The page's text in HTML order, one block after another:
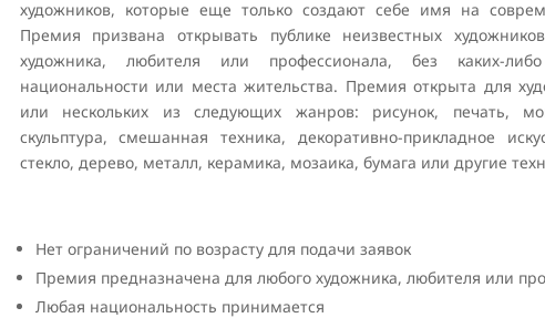
художников, которые еще только создают себе имя на
Премия призвана открывать публике неизвестных
художника, любителя или профессионала, без каких-
национальности или места жительства. Премия открыта для
или нескольких из следующих жанров: рисунок, печать,
скульптура, смешанная техника, декоративно-прикладное
стекло, дерево, металл, керамика, мозаика, бумага или другие
Нет ограничений по возрасту для подачи заявок
Премия предназначена для любого художника, любителя или
Любая национальность принимается